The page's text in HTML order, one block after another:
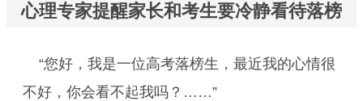
心理专家提醒家长和考生要冷静看待落榜
“您好，我是一位高考落榜生，最近我的心情很
不好，你会看不起我吗？……”